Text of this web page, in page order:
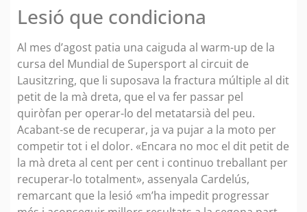
Lesió que condiciona
Al mes d’agost patia una caiguda al warm-up de la
cursa del Mundial de Supersport al circuit de
Lausitzring, que li suposava la fractura múltiple al dit
petit de la mà dreta, que el va fer passar pel
quiròfan per operar-lo del metatarsià del peu.
Acabant-se de recuperar, ja va pujar a la moto per
competir tot i el dolor. «Encara no moc el dit petit de
la mà dreta al cent per cent i continuo treballant per
recuperar-lo totalment», assenyala Cardelús,
remarcant que la lesió «m’ha impedit progressar